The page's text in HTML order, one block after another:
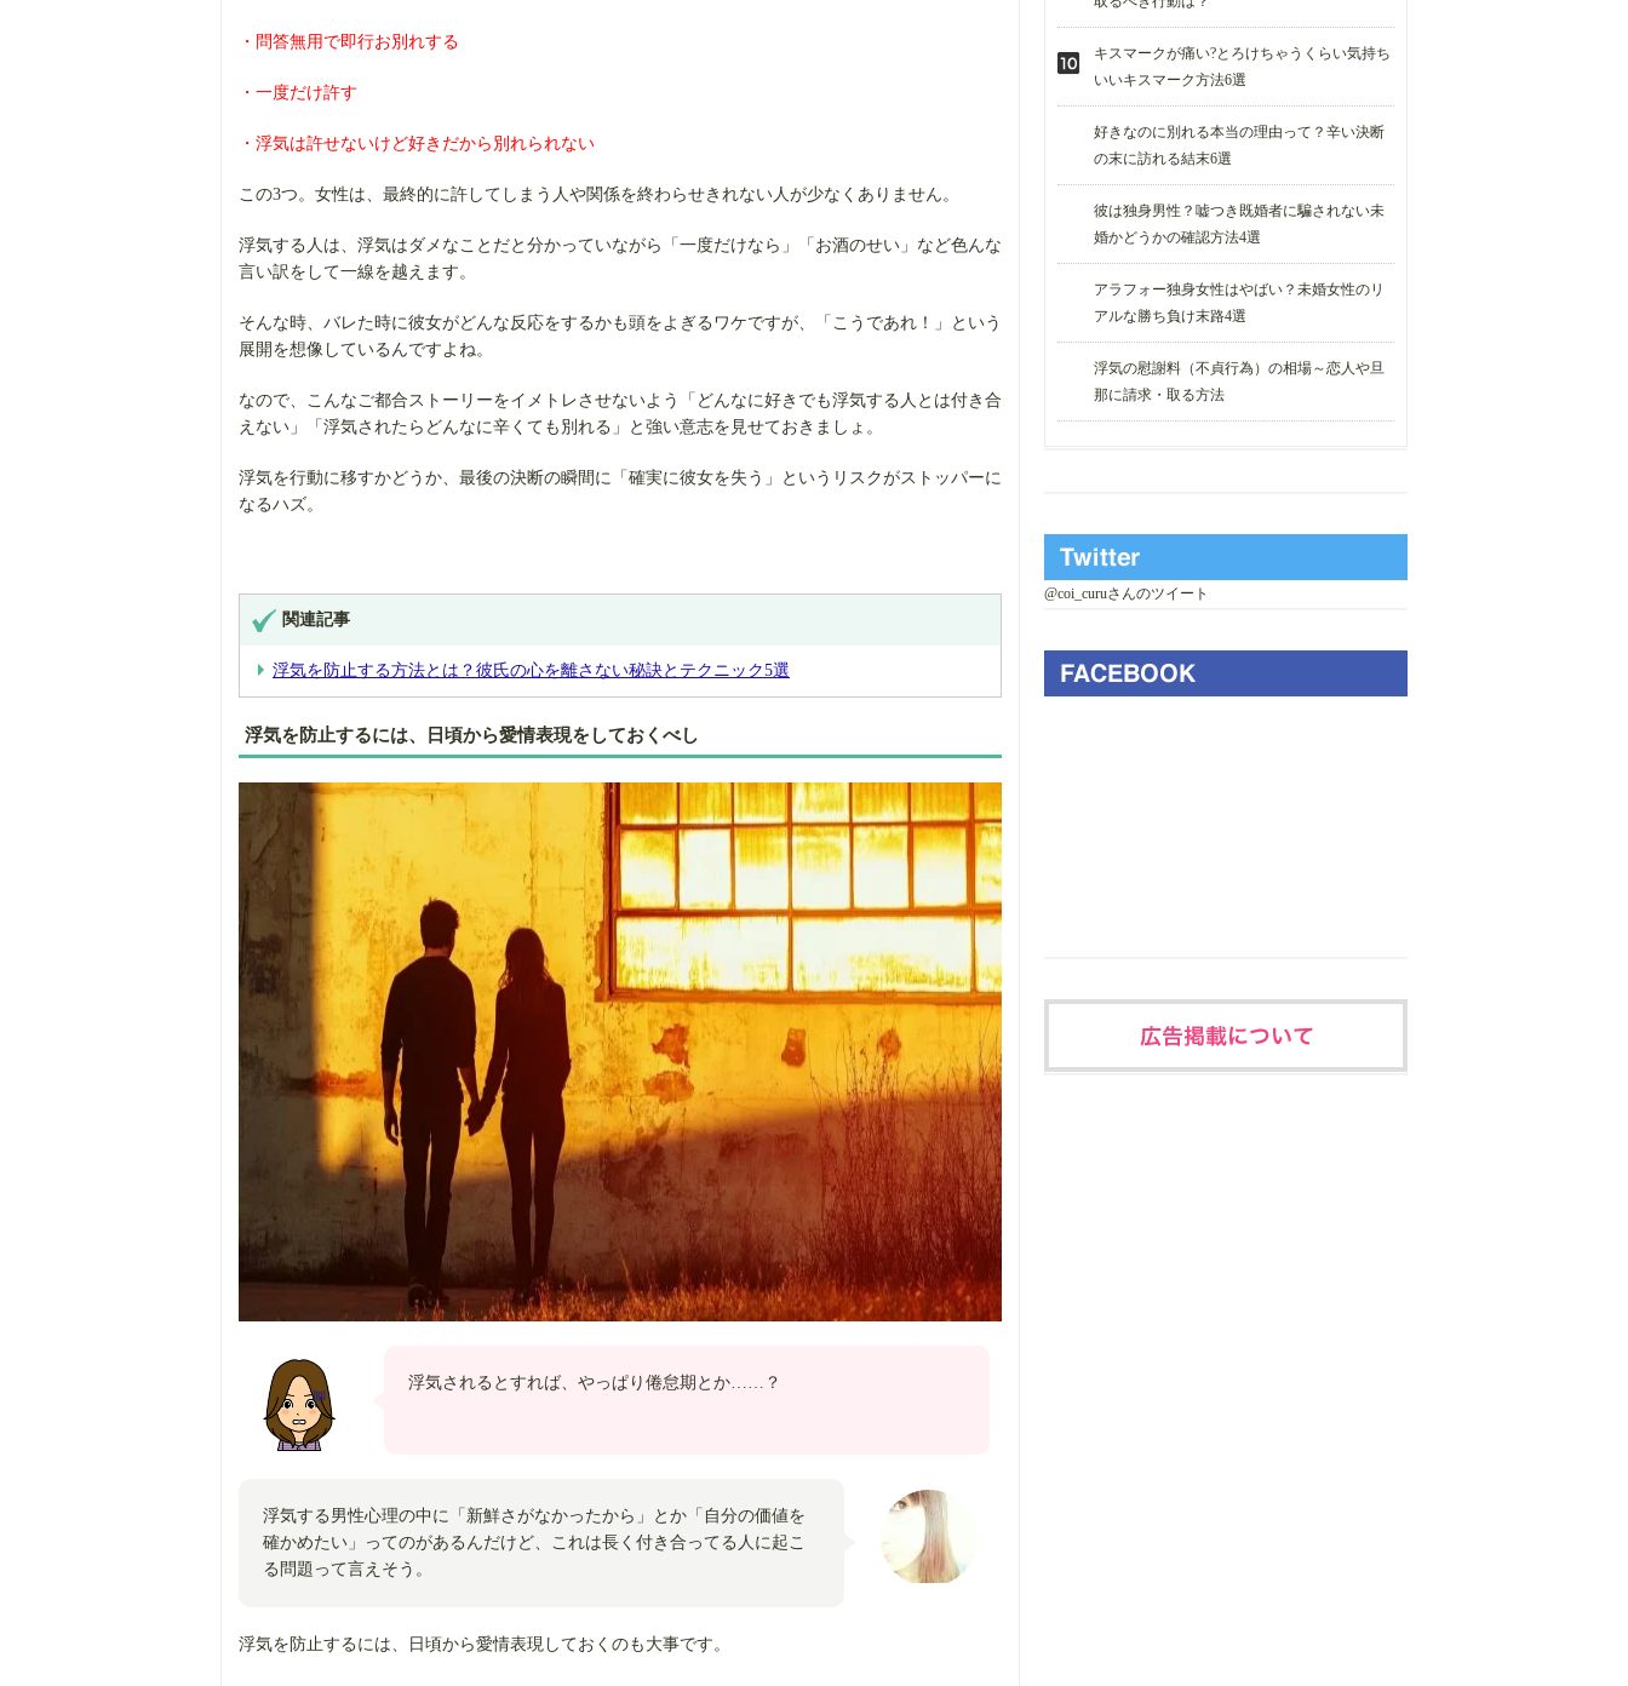
・問答無用で即行お別れする
・一度だけ許す
・浮気は許せないけど好きだから別れられない
この3つ。女性は、最終的に許してしまう人や関係を終わらせきれない人が少なくありません。
浮気する人は、浮気はダメなことだと分かっていながら「一度だけなら」「お酒のせい」など色んな
言い訳をして一線を越えます。
そんな時、バレた時に彼女がどんな反応をするかも頭をよぎるワケですが、「こうであれ！」という
展開を想像しているんですよね。
なので、こんなご都合ストーリーをイメトレさせないよう「どんなに好きでも浮気する人とは付き合
えない」「浮気されたらどんなに辛くても別れる」と強い意志を見せておきましょ。
浮気を行動に移すかどうか、最後の決断の瞬間に「確実に彼女を失う」というリスクがストッパーに
なるハズ。
関連記事
浮気を防止する方法とは？彼氏の心を離さない秘訣とテクニック5選
浮気を防止するには、日頃から愛情表現をしておくべし
浮気されるとすれば、やっぱり倦怠期とか……？
浮気する男性心理の中に「新鮮さがなかったから」とか「自分の価値を
確かめたい」ってのがあるんだけど、これは長く付き合ってる人に起こ
る問題って言えそう。
浮気を防止するには、日頃から愛情表現しておくのも大事です。
キスマークが痛い?とろけちゃうくらい気持ち
いいキスマーク方法6選
好きなのに別れる本当の理由って？辛い決断
の末に訪れる結末6選
彼は独身男性？嘘つき既婚者に騙されない未
婚かどうかの確認方法4選
アラフォー独身女性はやばい？未婚女性のリ
アルな勝ち負け末路4選
浮気の慰謝料（不貞行為）の相場～恋人や旦
那に請求・取る方法
@coi_curuさんのツイート